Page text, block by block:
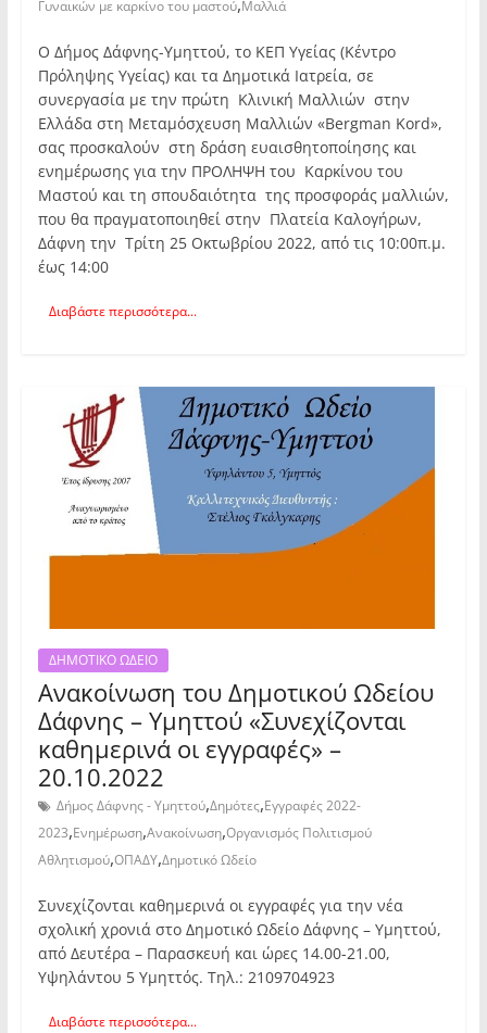
Γυναικών με καρκίνο του μαστού Μαλλιά
Ο Δήμος Δάφνης-Υμηττού, το ΚΕΠ Υγείας (Κέντρο
Πρόληψης Υγείας) και τα Δημοτικά Ιατρεία, σε
συνεργασία με την πρώτη Κλινική Μαλλιών στην
Ελλάδα στη Μεταμόσχευση Μαλλιών «Bergman Kord»,
σας προσκαλούν στη δράση ευαισθητοποίησης και
ενημέρωσης για την ΠΡΟΛΗΨΗ του Καρκίνου του
Μαστού και τη σπουδαιότητα της προσφοράς μαλλιών,
που θα πραγματοποιηθεί στην Πλατεία Καλογήρων,
Δάφνη την Τρίτη 25 Οκτωβρίου 2022, από τις 10:00π.μ.
έως 14:00
Διαβάστε περισσότερα...
ΔΗΜΟΤΙΚΟ ΩΔΕΙΟ
Ανακοίνωση του Δημοτικού Ωδείου
Δάφνης – Υμηττού «Συνεχίζονται
καθημερινά οι εγγραφές» –
20.10.2022
Δήμος Δάφνης - Υμηττού,Δημότες,Εγγραφές 2022-
2023,Ενημέρωση,Ανακοίνωση,Οργανισμός Πολιτισμού
Αθλητισμού,ΟΠΑΔΥ,Δημοτικό Ωδείο
Συνεχίζονται καθημερινά οι εγγραφές για την νέα
σχολική χρονιά στο Δημοτικό Ωδείο Δάφνης – Υμηττού,
από Δευτέρα – Παρασκευή και ώρες 14.00-21.00,
Υψηλάντου 5 Υμηττός. Τηλ.: 2109704923
Διαβάστε περισσότερα...